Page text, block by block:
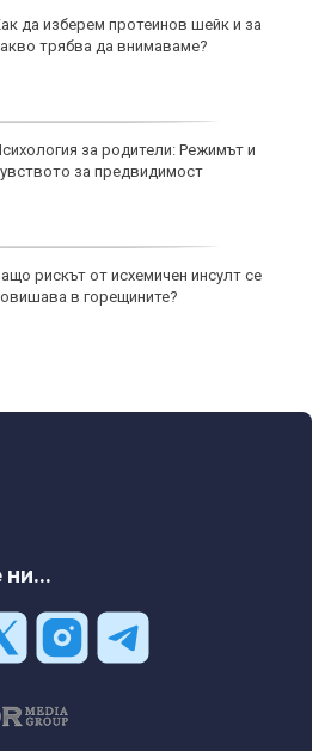
да изберем протеинов шейк и за
трябва да внимаваме?
за родители: Режимът и
за предвидимост
рискът от исхемичен инсулт се
в горещините?